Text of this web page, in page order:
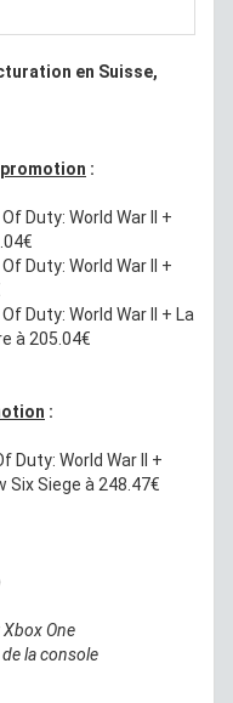
en Suisse,
promotion :
Duty: World War II +
Duty: World War II +
Duty: World War II + La
à 205.04€
:
Duty: World War II +
Six Siege à 248.47€
Xbox One
la console